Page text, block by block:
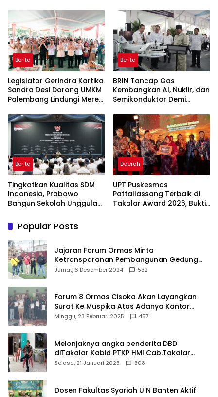
Sasaran
Berita
Legislator Gerindra Kartika
Sandra Desi Dorong UMKM
Palembang Lindungi Merek
Berita
BRIN Tancap Gas
Kembangkan AI, Nuklir, dan
Semikonduktor Demi
Indonesia
Berita
Tingkatkan Kualitas SDM
Indonesia, Prabowo
Bangun Sekolah Unggulan
Terbaik Dunia
Daerah
UPT Puskesmas
Pattallassang Terbaik di
Takalar Award 2026, Bukti
Popular Posts
Jajaran Forum Ormas Minta
Ketransparanan Pembangunan Gedung
Damkar Di Kecamatan Cisoka
Jumat, 6 Desember 2024 532
Forum 8 Ormas Cisoka Akan Layangkan
Surat Ke Muspika Atas Adanya Kantor
Matel di Cisoka
Minggu, 23 Februari 2025 457
Melonjaknya angka penderita DBD
diTakalar Kabid PTKP HMI Cab.Takalar
angkat bicara
Selasa, 21 Januari 2025 308
Dosen Fakultas Syariah UIN Banten Aktif